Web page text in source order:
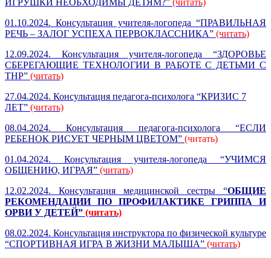
01.10.2024. Консультация учителя-логопеда “ПРАВИЛЬНАЯ
РЕЧЬ – ЗАЛОГ УСПЕХА ПЕРВОКЛАССНИКА” (читать)
12.09.2024. Консультация учителя-логопеда “ЗДОРОВЬЕ
СБЕРЕГАЮЩИЕ ТЕХНОЛОГИИ В РАБОТЕ С ДЕТЬМИ С
ТНР” (читать)
27.04.2024. Консультация педагога-психолога “КРИЗИС 7
ЛЕТ” (читать)
08.04.2024. Консультация педагога-психолога “ЕСЛИ
РЕБЕНОК РИСУЕТ ЧЕРНЫМ ЦВЕТОМ” (читать)
01.04.2024. Консультация учителя-логопеда “УЧИМСЯ
ОБЩЕНИЮ, ИГРАЯ” (читать)
12.02.2024. Консультация медицинской сестры “ОБЩИЕ
РЕКОМЕНДАЦИИ ПО ПРОФИЛАКТИКЕ ГРИППА И
ОРВИ У ДЕТЕЙ” (читать)
08.02.2024. Консультация инструктора по физической культуре
“СПОРТИВНАЯ ИГРА В ЖИЗНИ МАЛЫША” (читать)